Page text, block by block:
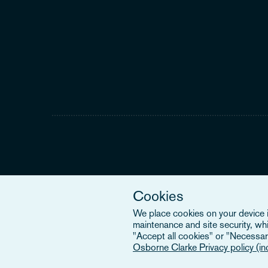
Cookies
We place cookies on your
maintenance and site security,
"Accept all cookies" or
Osborne Clarke Privacy policy